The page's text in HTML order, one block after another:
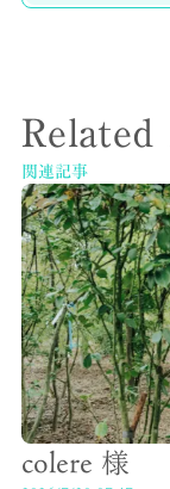
関連記事
colere 様